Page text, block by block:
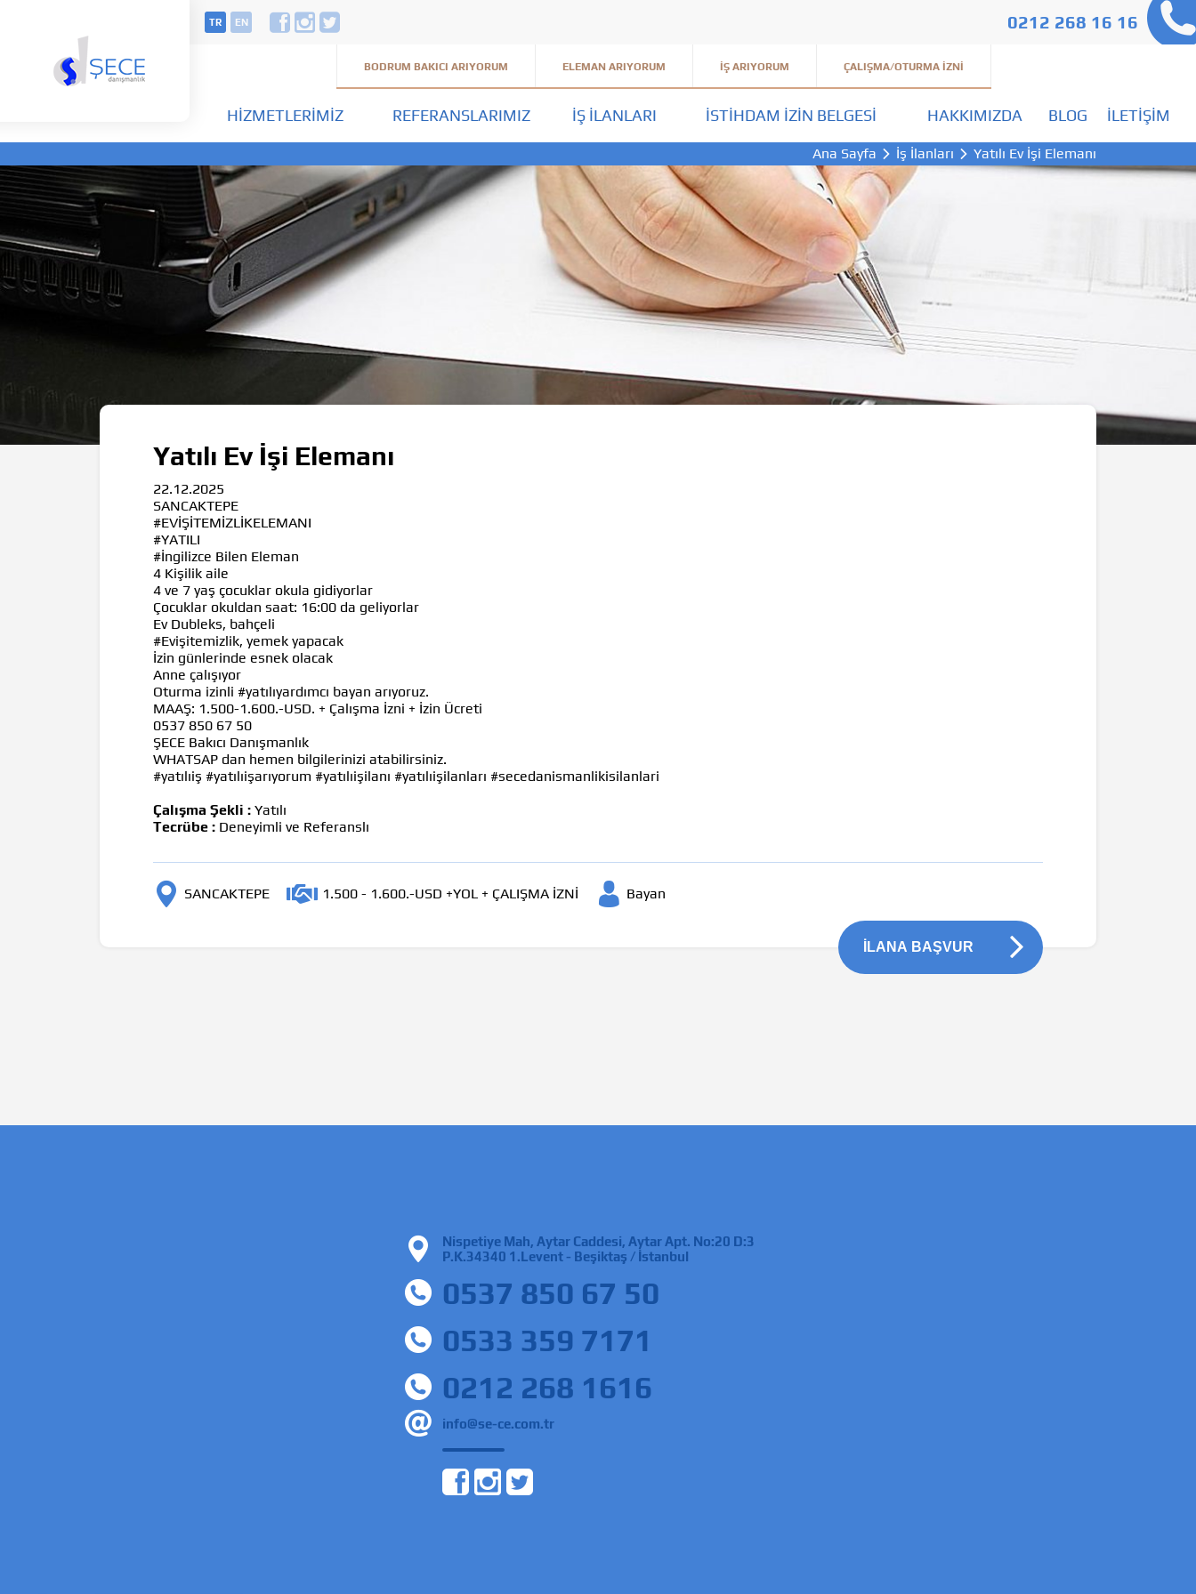
TR EN
BODRUM BAKICI ARIYORUM ELEMAN ARIYORUM İŞ ARIYORUM ÇALIŞMA/OTURMA İZNI
0212 268 16 16
HIZMETLERIMIZ REFERANSLARIMIZ İŞ İLANLARI İSTIHDAM İZIN BELGESI HAKKIMIZDA BLOG İLETIŞIM
Ana Sayfa İş İlanları Yatılı Ev İşi Elemanı
Yatılı Ev İşi Elemanı
22.12.2025
SANCAKTEPE
#EVİŞİTEMİZLİKELEMANI
#YATILI
#İngilizce Bilen Eleman
4 Kişilik aile
4 ve 7 yaş çocuklar okula gidiyorlar
Çocuklar okuldan saat: 16:00 da geliyorlar
Ev Dubleks, bahçeli
#Evişitemizlik, yemek yapacak
İzin günlerinde esnek olacak
Anne çalışıyor
Oturma izinli #yatılıyardımcı bayan arıyoruz.
MAAŞ: 1.500-1.600.-USD. + Çalışma İzni + İzin Ücreti
0537 850 67 50
ŞECE Bakıcı Danışmanlık
WHATSAP dan hemen bilgilerinizi atabilirsiniz.
#yatılıiş #yatılıişarıyorum #yatılıişilanı #yatılıişilanları #secedanismanlikisilanlari
Çalışma Şekli : Yatılı
Tecrübe : Deneyimli ve Referanslı
SANCAKTEPE 1.500 - 1.600.-USD +YOL + ÇALIŞMA İZNİ Bayan
İLANA BAŞVUR
Nispetiye Mah, Aytar Caddesi, Aytar Apt. No:20 D:3
P.K.34340 1.Levent - Beşiktaş / İstanbul
0537 850 67 50
0533 359 7171
0212 268 1616
info@se-ce.com.tr